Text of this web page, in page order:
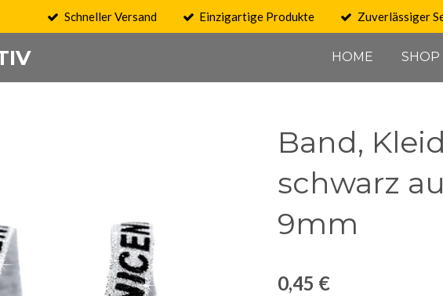
Schneller Versand Einzigartige Produkte Zuverlässiger
HOME SHOP
Band,
schwarz
9mm
0,45 €